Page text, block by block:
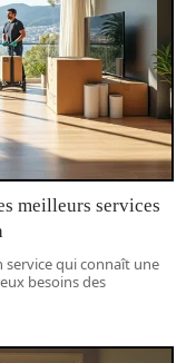
meilleurs services
service qui connaît une
besoins des